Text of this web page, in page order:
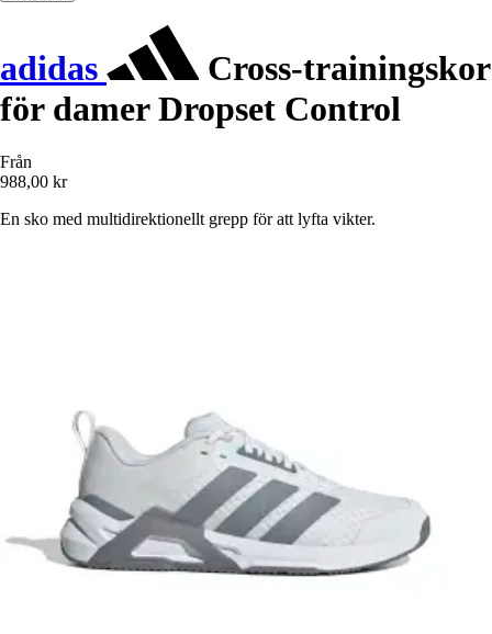
adidas
Cross-trainingskor
för damer Dropset Control
Från
988,00 kr
En sko med multidirektionellt grepp för att lyfta vikter.